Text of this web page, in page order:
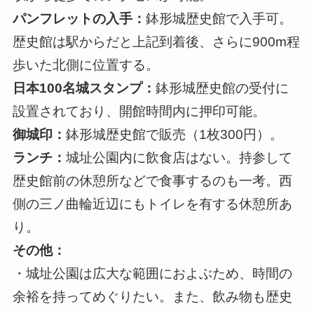
パンフレットの入手： 鉢形城歴史館で入手可。
歴史館は駅からだと上記到着後、さらに900m程
歩いた北側に位置する。
日本100名城スタンプ： 鉢形城歴史館の受付に
設置されており、開館時間内に押印可能。
御城印： 鉢形城歴史館で販売（1枚300円）。
ランチ： 城址公園内に飲食店はない。持参して
歴史館前の休憩所などで食事するのも一考。西
側の三ノ曲輪近辺にもトイレを有する休憩所あ
り。
その他：
・城址公園は広大な範囲におよぶため、時間の
余裕を持ってめぐりたい。また、飲み物も歴史